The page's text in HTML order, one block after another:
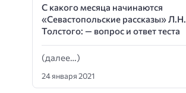
С какого месяца начинаются
«Севастопольские рассказы» Л.Н.
Толстого: — вопрос и ответ теста
(далее…)
24 января 2021